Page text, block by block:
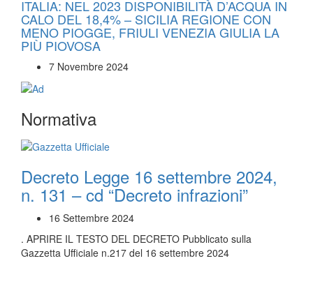
ITALIA: NEL 2023 DISPONIBILITÀ D’ACQUA IN
CALO DEL 18,4% – SICILIA REGIONE CON
MENO PIOGGE, FRIULI VENEZIA GIULIA LA
PIÙ PIOVOSA
7 Novembre 2024
Normativa
Decreto Legge 16 settembre 2024,
n. 131 – cd “Decreto infrazioni”
16 Settembre 2024
. APRIRE IL TESTO DEL DECRETO Pubblicato sulla
Gazzetta Ufficiale n.217 del 16 settembre 2024